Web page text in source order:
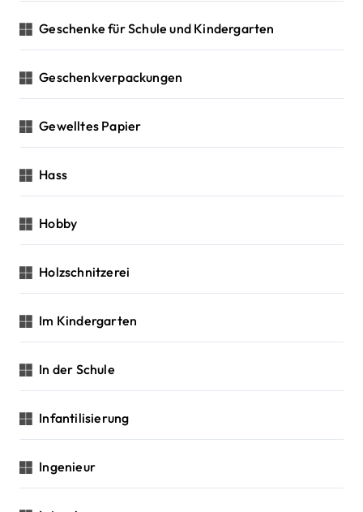
Geschenke für Schule und Kindergarten
Geschenkverpackungen
Gewelltes Papier
Hass
Hobby
Holzschnitzerei
Im Kindergarten
In der Schule
Infantilisierung
Ingenieur